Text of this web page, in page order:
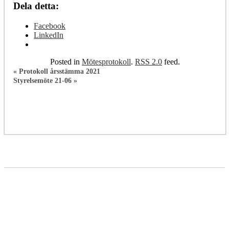
Dela detta:
Facebook
LinkedIn
Posted in Mötesprotokoll. RSS 2.0feed.
« Protokoll årsstämma 2021
Styrelsemöte 21-06 »